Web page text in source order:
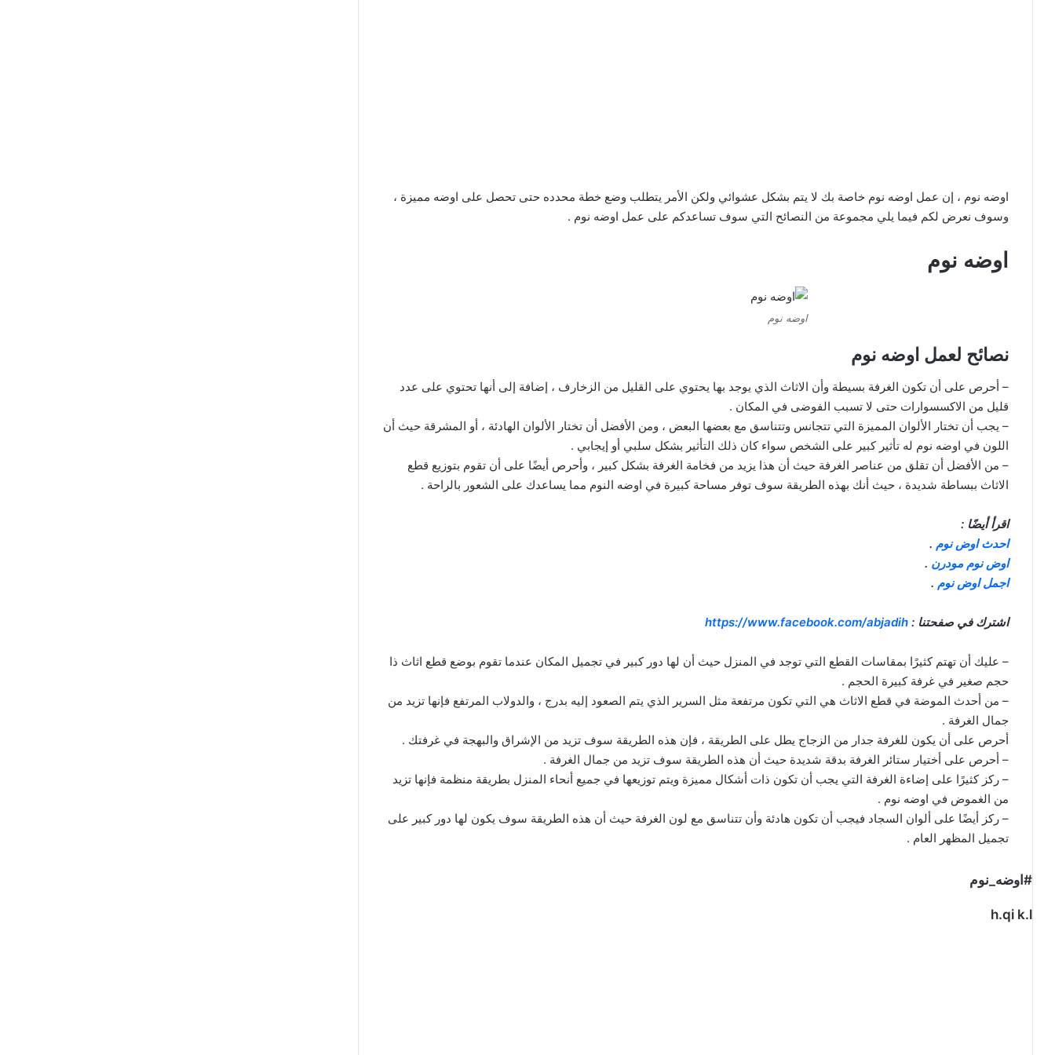
اوضه نوم ، إن عمل اوضه نوم خاصة بك لا يتم بشكل عشوائي ولكن الأمر يتطلب وضع خطة محدده حتى تحصل على اوضه مميزة ،
وسوف نعرض لكم فيما يلي مجموعة من النصائح التي سوف تساعدكم على عمل اوضه نوم .
اوضه نوم
اوضه نوم
نصائح لعمل اوضه نوم
– أحرص على أن تكون الغرفة بسيطة وأن الاثاث الذي يوجد بها يحتوي على القليل من الزخارف ، إضافة إلى أنها تحتوي على عدد
قليل من الاكسسوارات حتى لا تسبب الفوضى في المكان .
– يجب أن تختار الألوان المميزة التي تتجانس وتتناسق مع بعضها البعض ، ومن الأفضل أن تختار الألوان الهادئة ، أو المشرقة حيث أن
اللون في اوضه نوم له تأثير كبير على الشخص سواء كان ذلك التأثير بشكل سلبي أو إيجابي .
– من الأفضل أن تقلق من عناصر الغرفة حيث أن هذا يزيد من فخامة الغرفة بشكل كبير ، وأحرص أيضًا على أن تقوم بتوزيع قطع
الاثاث ببساطة شديدة ، حيث أنك بهذه الطريقة سوف توفر مساحة كبيرة في اوضه النوم مما يساعدك على الشعور بالراحة .
اقرأ أيضًا :
احدث اوض نوم .
اوض نوم مودرن .
اجمل اوض نوم .
اشترك في صفحتنا :https://www.facebook.com/abjadih
– عليك أن تهتم كثيرًا بمقاسات القطع التي توجد في المنزل حيث أن لها دور كبير في تجميل المكان عندما تقوم بوضع قطع اثاث ذا
حجم صغير في غرفة كبيرة الحجم .
– من أحدث الموضة في قطع الاثاث هي التي تكون مرتفعة مثل السرير الذي يتم الصعود إليه بدرج ، والدولاب المرتفع فإنها تزيد من
جمال الغرفة .
أحرص على أن يكون للغرفة جدار من الزجاج يطل على الطريقة ، فإن هذه الطريقة سوف تزيد من الإشراق والبهجة في غرفتك .
– أحرص على أختيار ستائر الغرفة بدقة شديدة حيث أن هذه الطريقة سوف تزيد من جمال الغرفة .
– ركز كثيرًا على إضاءة الغرفة التي يجب أن تكون ذات أشكال مميزة ويتم توزيعها في جميع أنحاء المنزل بطريقة منظمة فإنها تزيد
من الغموض في اوضه نوم .
– ركز أيضًا على ألوان السجاد فيجب أن تكون هادئة وأن تتناسق مع لون الغرفة حيث أن هذه الطريقة سوف يكون لها دور كبير على
تجميل المظهر العام .
#اوضه_نوم
h.qi k.l